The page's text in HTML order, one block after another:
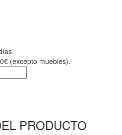
(excepto muebles).
PRODUCTO